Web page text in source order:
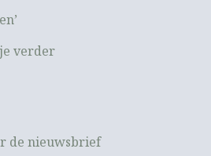
verder
de nieuwsbrief